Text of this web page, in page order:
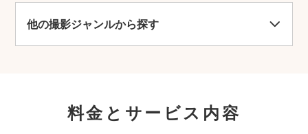
他の撮影ジャンルから探す
料金とサービス内容